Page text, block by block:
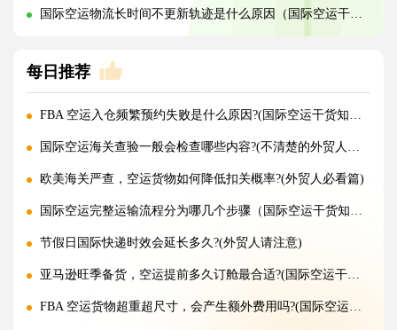
国际空运物流长时间不更新轨迹是什么原因（国际空运干货知识分享）
每日推荐
FBA 空运入仓频繁预约失败是什么原因?(国际空运干货知识分享)
国际空运海关查验一般会检查哪些内容?(不清楚的外贸人看过来)
欧美海关严查，空运货物如何降低扣关概率?(外贸人必看篇)
国际空运完整运输流程分为哪几个步骤（国际空运干货知识分享）
节假日国际快递时效会延长多久?(外贸人请注意)
亚马逊旺季备货，空运提前多久订舱最合适?(国际空运干货知识分享)
FBA 空运货物超重超尺寸，会产生额外费用吗?(国际空运干货知识分享)